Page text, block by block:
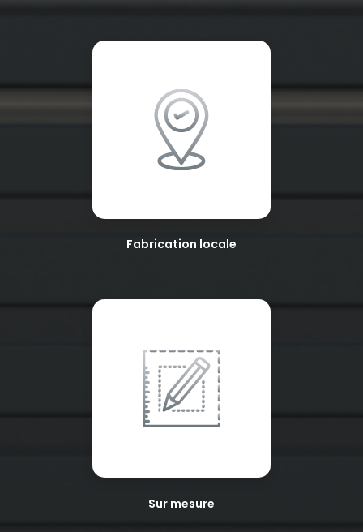
Fabrication locale
Sur mesure